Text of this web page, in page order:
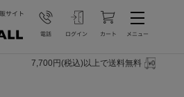
7,700円(税込)以上で送料無料